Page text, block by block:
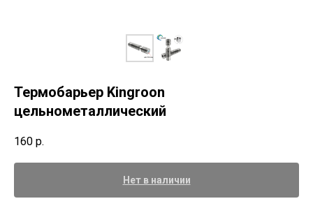
Термобарьер Kingroon
цельнометаллический
160 р.
Нет в наличии